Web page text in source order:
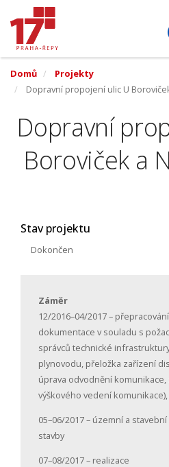
hlavnímu
obsahu
Domů
Projekty
Dopravní propojení ulic U
Dopravní
Boroviček a
Stav projektu
Dokončen
Záměr
12/2016–04/2017 –
dokumentace v souladu s
správců technické infrastruktury
plynovodu, přeložka zařízení
úprava odvodnění
výškového vedení
05–06/2017 – územní a
stavby
07–08/2017 – realizace